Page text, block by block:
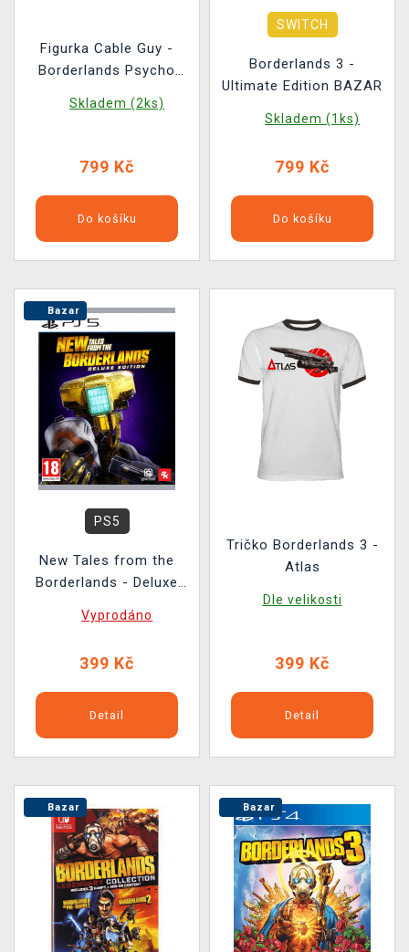
Figurka Cable Guy -
Borderlands Psycho
Skladem (2ks)
799 Kč
Do košíku
SWITCH
Borderlands 3 -
Ultimate Edition BAZAR
Skladem (1ks)
799 Kč
Do košíku
Bazar
PS5
New Tales from the
Borderlands - Deluxe
Vyprodáno
399 Kč
Detail
Tričko Borderlands 3 -
Atlas
Dle velikosti
399 Kč
Detail
Bazar Bazar